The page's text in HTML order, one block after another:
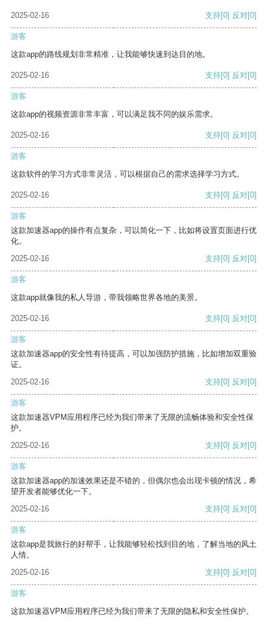
2025-02-16 支持[0] 反对[0]
游客
这款app的路线规划非常精准，让我能够快速到达目的地。
2025-02-16 支持[0] 反对[0]
游客
这款app的视频资源非常丰富，可以满足我不同的娱乐需求。
2025-02-16 支持[0] 反对[0]
游客
这款软件的学习方式非常灵活，可以根据自己的需求选择学习方式。
2025-02-16 支持[0] 反对[0]
游客
这款加速器app的操作有点复杂，可以简化一下，比如将设置页面进行优
化。
2025-02-16
支持[0] 反对[0]
游客
这款app就像我的私人导游，带我领略世界各地的美景。
2025-02-16 支持[0] 反对[0]
游客
这款加速器app的安全性有待提高，可以加强防护措施，比如增加双重验
证。
2025-02-16
支持[0] 反对[0]
游客
这款加速器VPM应用程序已经为我们带来了无限的流畅体验和安全性保
护。
2025-02-16
支持[0] 反对[0]
游客
这款加速器app的加速效果还是不错的，但偶尔也会出现卡顿的情况，希
望开发者能够优化一下。
2025-02-16
支持[0] 反对[0]
游客
这款app是我旅行的好帮手，让我能够轻松找到目的地，了解当地的风土
人情。
2025-02-16
支持[0] 反对[0]
游客
这款加速器VPM应用程序已经为我们带来了无限的隐私和安全性保护。